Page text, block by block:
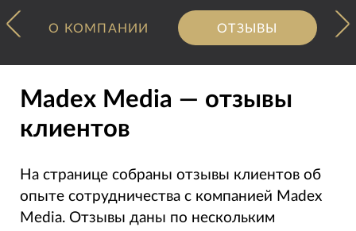
О КОМПАНИИ ОТЗЫВЫ
Madex Media — отзывы
клиентов
На странице собраны отзывы клиентов об
опыте сотрудничества с компанией Madex
Media. Отзывы даны по нескольким